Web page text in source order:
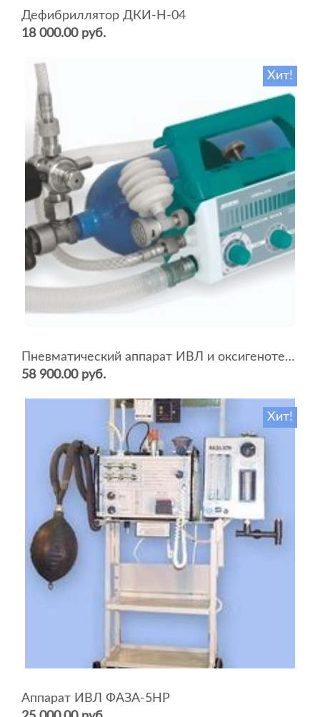
Дефибриллятор ДКИ-Н-04
18 000.00 руб.
Хит!
Пневматический аппарат ИВЛ и оксигенотерапии портативный АИВЛп-2/20-«ТМТ»
58 900.00 руб.
Хит!
Аппарат ИВЛ ФАЗА-5НР